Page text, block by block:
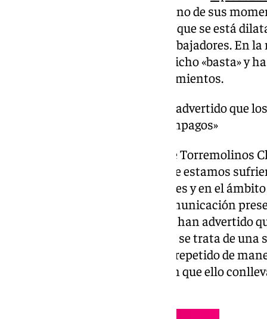
, la entidad vive uno de sus
historia, con una venta del club que se está
problemas de impagos a sus trabajadores. En
plantilla del primer equipo ha dicho «basta» y
prensa tensa y cargada de sentimientos.
«desde el club siempre han advertido que
no se harían eco de estos impagos»
«Los futbolistas del Juventud de Torremolinos
denunciar la grave situación que estamos
nuestra labor como profesionales y en el
agradeceros a los medios de comunicación
pesar que desde el club siempre han advertido
o se trata de
es una circunstancia que se ha repetido de
temporada, con la preocupación que ello